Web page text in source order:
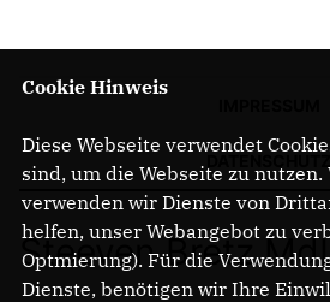
Steeven Bretz
Cookie Hinweis
Diese Webseite verwendet
sind, um die Webseite zu
verwenden wir Dienste von
helfen, unser Webangebot zu
Optmierung). Für die
Dienste, benötigen wir Ihre